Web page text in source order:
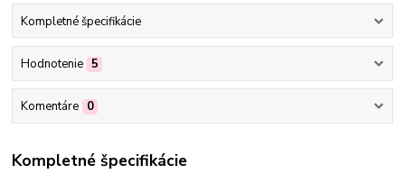
Kompletné špecifikácie
Hodnotenie 5
Komentáre 0
Kompletné špecifikácie